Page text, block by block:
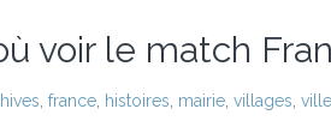
voir le match
france histoires mairie villages ville